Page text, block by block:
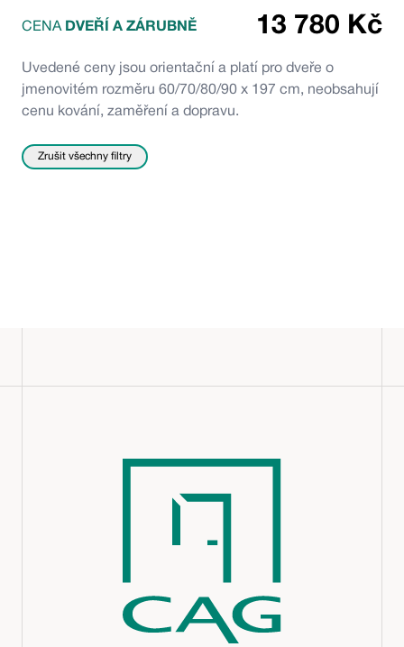
CENA DVEŘÍ A ZÁRUBNĚ 13 780 Kč
Uvedené ceny jsou orientační a platí pro dveře o
jmenovitém rozměru 60/70/80/90 x 197 cm, neobsahují
cenu kování, zaměření a dopravu.
Zrušit všechny filtry